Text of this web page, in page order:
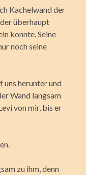
Kachelwand der
überhaupt
konnte. Seine
noch seine
uns herunter und
Wand langsam
von mir, bis er
zu ihm, denn